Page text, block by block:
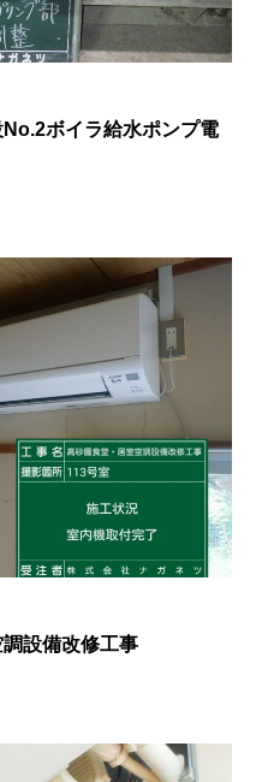
ボイラ給水ポンプ電
設備改修工事